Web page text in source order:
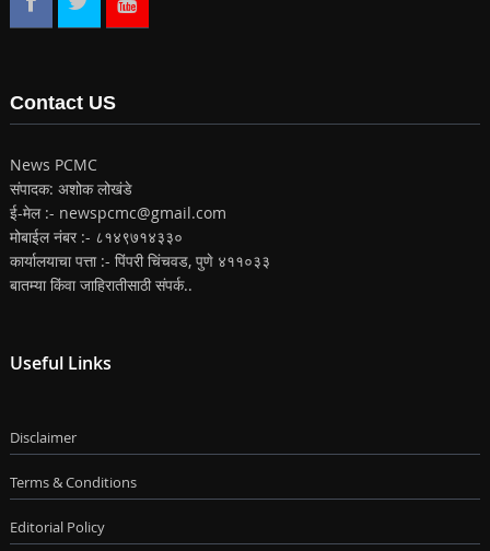
Contact US
News PCMC
संपादक: अशोक लोखंडे
ई-मेल :- newspcmc@gmail.com
मोबाईल नंबर :- ८१४९७१४३३०
कार्यालयाचा पत्ता :- पिंपरी चिंचवड, पुणे ४११०३३
बातम्या किंवा जाहिरातीसाठी संपर्क..
Useful Links
Disclaimer
Terms & Conditions
Editorial Policy